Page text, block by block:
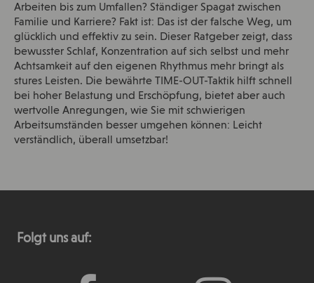
Arbeiten bis zum Umfallen? Ständiger Spagat zwischen
Familie und Karriere? Fakt ist: Das ist der falsche Weg, um
glücklich und effektiv zu sein. Dieser Ratgeber zeigt, dass
bewusster Schlaf, Konzentration auf sich selbst und mehr
Achtsamkeit auf den eigenen Rhythmus mehr bringt als
stures Leisten. Die bewährte TIME-OUT-Taktik hilft schnell
bei hoher Belastung und Erschöpfung, bietet aber auch
wertvolle Anregungen, wie Sie mit schwierigen
Arbeitsumständen besser umgehen können: Leicht
verständlich, überall umsetzbar!
Folgt uns auf: